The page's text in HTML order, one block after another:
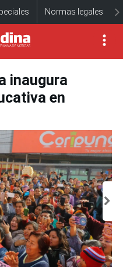
Normas legales
inaugura
en